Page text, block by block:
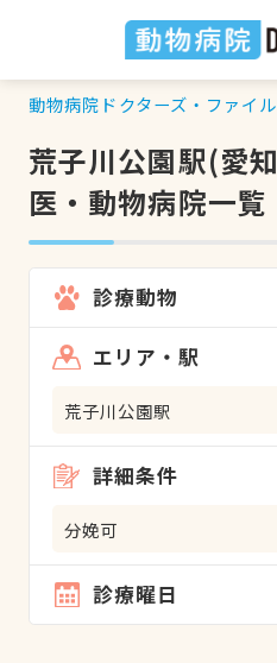
動物病院ドクターズ・ファイル
荒子川公園駅(愛
医・動物病院一覧
診療動物
エリア・駅
荒子川公園駅
詳細条件
分娩可
診療曜日